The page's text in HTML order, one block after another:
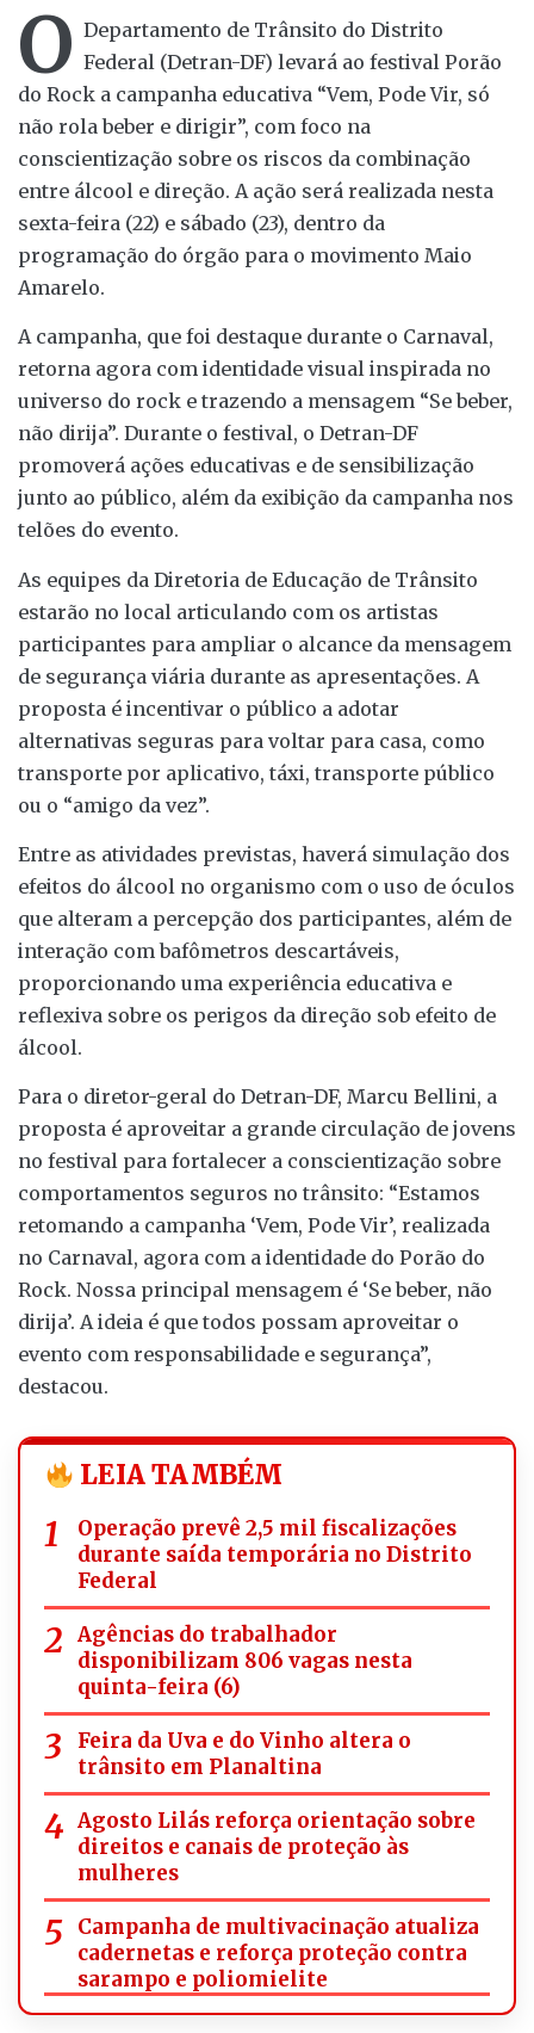
O Departamento de Trânsito do Distrito
Federal (Detran-DF) levará ao festival Porão
do Rock a campanha educativa “Vem, Pode Vir, só
não rola beber e dirigir”, com foco na
conscientização sobre os riscos da combinação
entre álcool e direção. A ação será realizada nesta
sexta-feira (22) e sábado (23), dentro da
programação do órgão para o movimento Maio
Amarelo.
A campanha, que foi destaque durante o Carnaval,
retorna agora com identidade visual inspirada no
universo do rock e trazendo a mensagem “Se beber,
não dirija”. Durante o festival, o Detran-DF
promoverá ações educativas e de sensibilização
junto ao público, além da exibição da campanha nos
telões do evento.
As equipes da Diretoria de Educação de Trânsito
estarão no local articulando com os artistas
participantes para ampliar o alcance da mensagem
de segurança viária durante as apresentações. A
proposta é incentivar o público a adotar
alternativas seguras para voltar para casa, como
transporte por aplicativo, táxi, transporte público
ou o “amigo da vez”.
Entre as atividades previstas, haverá simulação dos
efeitos do álcool no organismo com o uso de óculos
que alteram a percepção dos participantes, além de
interação com bafômetros descartáveis,
proporcionando uma experiência educativa e
reflexiva sobre os perigos da direção sob efeito de
álcool.
Para o diretor-geral do Detran-DF, Marcu Bellini, a
proposta é aproveitar a grande circulação de jovens
no festival para fortalecer a conscientização sobre
comportamentos seguros no trânsito: “Estamos
retomando a campanha ‘Vem, Pode Vir’, realizada
no Carnaval, agora com a identidade do Porão do
Rock. Nossa principal mensagem é ‘Se beber, não
dirija’. A ideia é que todos possam aproveitar o
evento com responsabilidade e segurança”,
destacou.
LEIA TAMBÉM
Operação prevê 2,5 mil fiscalizações
durante saída temporária no Distrito
Federal
Agências do trabalhador
disponibilizam 806 vagas nesta
quinta-feira (6)
Feira da Uva e do Vinho altera o
trânsito em Planaltina
Agosto Lilás reforça orientação sobre
direitos e canais de proteção às
mulheres
Campanha de multivacinação atualiza
cadernetas e reforça proteção contra
sarampo e poliomielite